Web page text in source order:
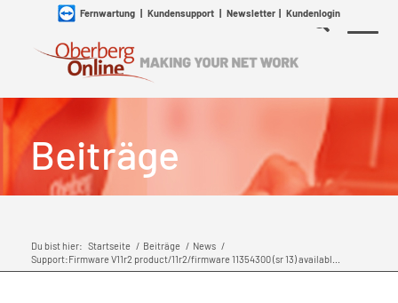
Fernwartung| Kundensupport| Newsletter| Kundenlogin
Beiträge
Du bist hier: Startseite / Beiträge / News /
Support:Firmware V11r2 product/11r2/firmware 11354300 (sr 13) availabl...